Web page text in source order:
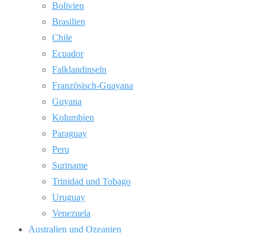
Bolivien
Brasilien
Chile
Ecuador
Falklandinseln
Französisch-Guayana
Guyana
Kolumbien
Paraguay
Peru
Suriname
Trinidad und Tobago
Uruguay
Venezuela
Australien und Ozeanien